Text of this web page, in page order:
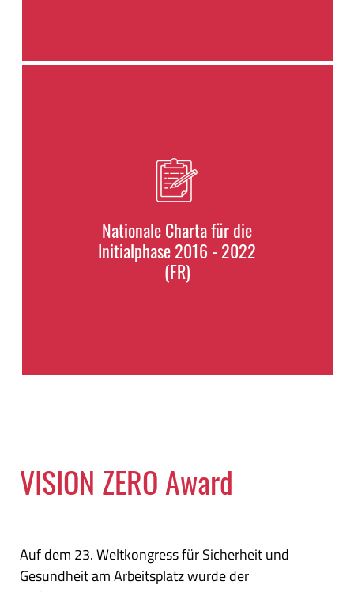
Nationale Charta für die
Initialphase 2016 - 2022
(FR)
VISION ZERO Award
Auf dem 23. Weltkongress für Sicherheit und
Gesundheit am Arbeitsplatz wurde der